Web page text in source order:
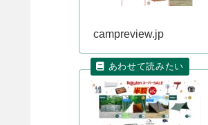
campreview.jp